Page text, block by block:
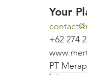
Your
+62 274
PT